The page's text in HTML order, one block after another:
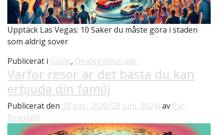
Upptäck Las Vegas: 10 Saker du måste göra i staden
som aldrig sover
Publicerat i Guide, Okategoriserade
Varför resor är det bästa du kan
erbjuda din familj
Publicerat den 18 juni, 2020 (28 juni, 2024) av Pär
Ringdahl